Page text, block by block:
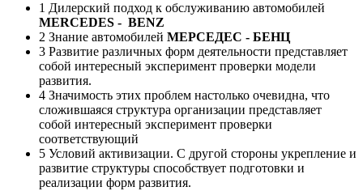
1 Дилерский подход к обслуживанию автомобилей
MERCEDES - BENZ
2 Знание автомобилей МЕРСЕДЕС - БЕНЦ
3 Развитие различных форм деятельности представляет
собой интересный эксперимент проверки модели
развития.
4 Значимость этих проблем настолько очевидна, что
сложившаяся структура организации представляет
собой интересный эксперимент проверки
соответствующий
5 Условий активизации. С другой стороны укрепление и
развитие структуры способствует подготовки и
реализации форм развития.